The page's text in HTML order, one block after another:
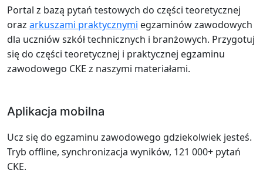
Portal z bazą pytań testowych do części teoretycznej
oraz arkuszami praktycznymi egzaminów zawodowych
dla uczniów szkół technicznych i branżowych. Przygotuj
się do części teoretycznej i praktycznej egzaminu
zawodowego CKE z naszymi materiałami.
Aplikacja mobilna
Ucz się do egzaminu zawodowego gdziekolwiek jesteś.
Tryb offline, synchronizacja wyników, 121 000+ pytań
CKE.